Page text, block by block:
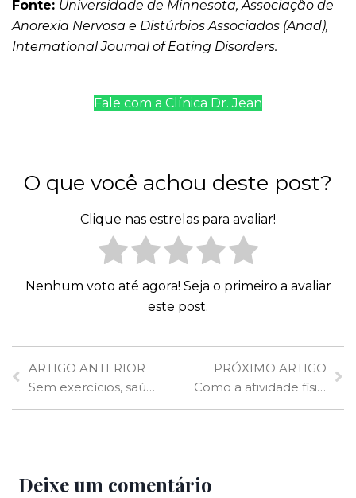
Fonte: Universidade de Minnesota, Associação de
Anorexia Nervosa e Distúrbios Associados (Anad),
International Journal of Eating Disorders.
Fale com a Clínica Dr. Jean
O que você achou deste post?
Clique nas estrelas para avaliar!
Nenhum voto até agora! Seja o primeiro a avaliar
este post.
ARTIGO ANTERIOR
Sem exercícios, saúde de mulheres piora na pandemia, revela USP
PRÓXIMO ARTIGO
Como a atividade física melhora eficiência das vacinas contra Covid-19
Deixe um comentário